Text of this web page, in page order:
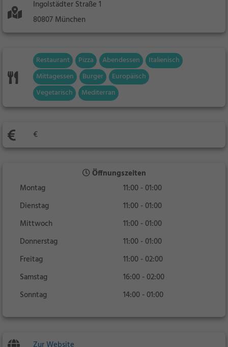
Ingolstädter Straße 1
80807 München
Restaurant Pizza Abendessen
Italienisch
Mittagessen
Burger
Europäisch
Vegetarisch
Mediterran
€
Öffnungszeiten
Montag
11:00 - 01:00
Dienstag
11:00 - 01:00
Mittwoch
11:00 - 01:00
Donnerstag
11:00 - 01:00
Freitag
11:00 - 02:00
Samstag
16:00 - 02:00
Sonntag
14:00 - 01:00